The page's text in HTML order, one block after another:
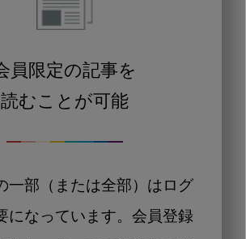
員限定の記事を
読むことが可能
一部（または全部）はログ
になっています。会員登録